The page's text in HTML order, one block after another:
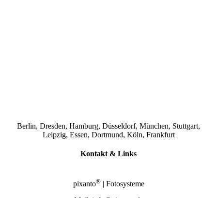
Berlin, Dresden, Hamburg, Düsseldorf, München, Stuttgart,
Leipzig, Essen, Dortmund, Köln, Frankfurt
Kontakt & Links
pixanto®| Fotosysteme